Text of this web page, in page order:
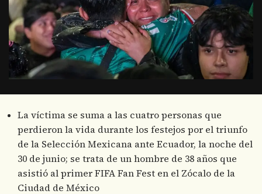
La víctima se suma a las cuatro personas que
perdieron la vida durante los festejos por el triunfo
de la Selección Mexicana ante Ecuador, la noche del
30 de junio; se trata de un hombre de 38 años que
asistió al primer FIFA Fan Fest en el Zócalo de la
Ciudad de México